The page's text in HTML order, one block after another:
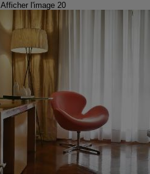
Afficher l'image 20